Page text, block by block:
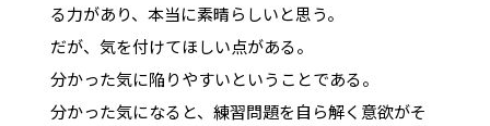
る力があり、本当に素晴らしいと思う。
だが、気を付けてほしい点がある。
分かった気に陥りやすいということである。
分かった気になると、練習問題を自ら解く意欲がそ